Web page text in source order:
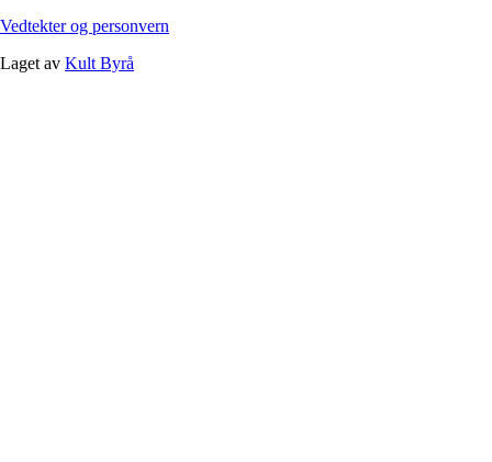
Vedtekter og personvern
Laget av Kult Byrå